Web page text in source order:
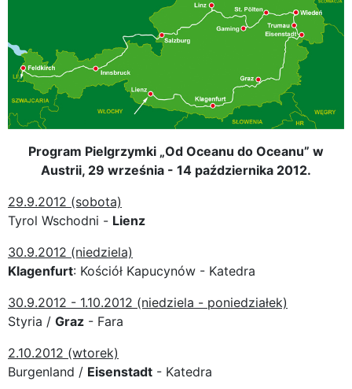
Program Pielgrzymki „Od Oceanu do Oceanu” w
Austrii, 29 września - 14 października 2012.
29.9.2012 (sobota)
Tyrol Wschodni - Lienz
30.9.2012 (niedziela)
Klagenfurt: Kościół Kapucynów - Katedra
30.9.2012 - 1.10.2012 (niedziela - poniedziałek)
Styria / Graz - Fara
2.10.2012 (wtorek)
Burgenland / Eisenstadt - Katedra